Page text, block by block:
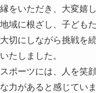
縁をいただき、大変嬉
地域に根ざし、子ども
大切にしながら挑戦を
いたしました。
スポーツには、人を笑
な力があると感じていま